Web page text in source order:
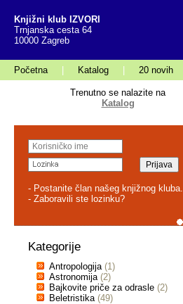
Knjižni klub IZVORI
Trnjanska cesta 64
10000 Zagreb
Početna Katalog 20 novih
Trenutno se nalazite na
Katalog
- Postanite član našeg knjižnog kluba.
- Zaboravili ste lozinku?
Kategorije
Antropologija (1)
Astronomija (2)
Bajkovite priče za odrasle (2)
Beletristika (49)